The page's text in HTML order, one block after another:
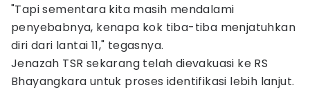
"Tapi sementara kita masih mendalami
penyebabnya, kenapa kok tiba-tiba menjatuhkan
diri dari lantai 11," tegasnya.
Jenazah TSR sekarang telah dievakuasi ke RS
Bhayangkara untuk proses identifikasi lebih lanjut.